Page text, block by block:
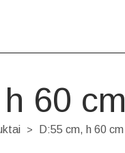
60 cm
> D:55 cm, h 60 cm